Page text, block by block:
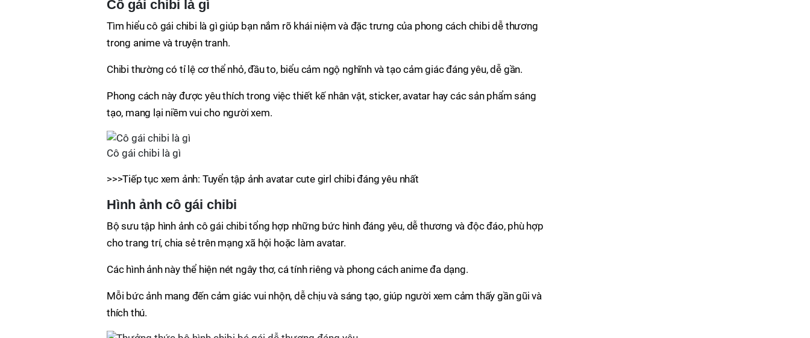
Cô gái chibi là gì
Tìm hiểu cô gái chibi là gì giúp bạn nắm rõ khái niệm và đặc trưng của phong cách chibi dễ thương
trong anime và truyện tranh.
Chibi thường có tỉ lệ cơ thể nhỏ, đầu to, biểu cảm ngộ nghĩnh và tạo cảm giác đáng yêu, dễ gần.
Phong cách này được yêu thích trong việc thiết kế nhân vật, sticker, avatar hay các sản phẩm sáng
tạo, mang lại niềm vui cho người xem.
Cô gái chibi là gì
>>>Tiếp tục xem ảnh: Tuyển tập ảnh avatar cute girl chibi đáng yêu nhất
Hình ảnh cô gái chibi
Bộ sưu tập hình ảnh cô gái chibi tổng hợp những bức hình đáng yêu, dễ thương và độc đáo, phù hợp
cho trang trí, chia sẻ trên mạng xã hội hoặc làm avatar.
Các hình ảnh này thể hiện nét ngây thơ, cá tính riêng và phong cách anime đa dạng.
Mỗi bức ảnh mang đến cảm giác vui nhộn, dễ chịu và sáng tạo, giúp người xem cảm thấy gần gũi và
thích thú.